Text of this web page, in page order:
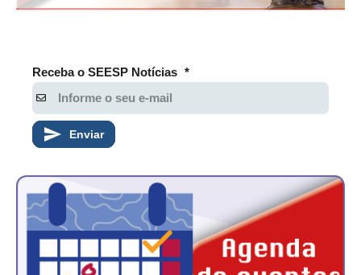
Receba o SEESP Notícias *
Enviar